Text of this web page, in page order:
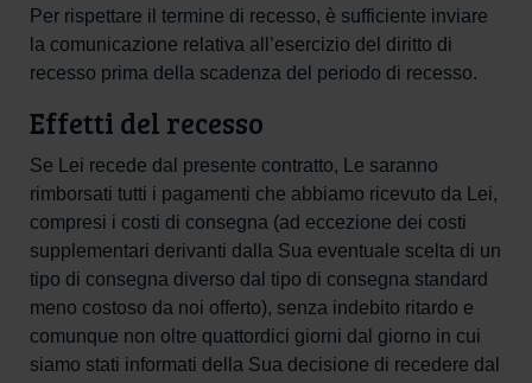
Per rispettare il termine di recesso, è sufficiente inviare
la comunicazione relativa all’esercizio del diritto di
recesso prima della scadenza del periodo di recesso.
Effetti del recesso
Se Lei recede dal presente contratto, Le saranno
rimborsati tutti i pagamenti che abbiamo ricevuto da Lei,
compresi i costi di consegna (ad eccezione dei costi
supplementari derivanti dalla Sua eventuale scelta di un
tipo di consegna diverso dal tipo di consegna standard
meno costoso da noi offerto), senza indebito ritardo e
comunque non oltre quattordici giorni dal giorno in cui
siamo stati informati della Sua decisione di recedere dal